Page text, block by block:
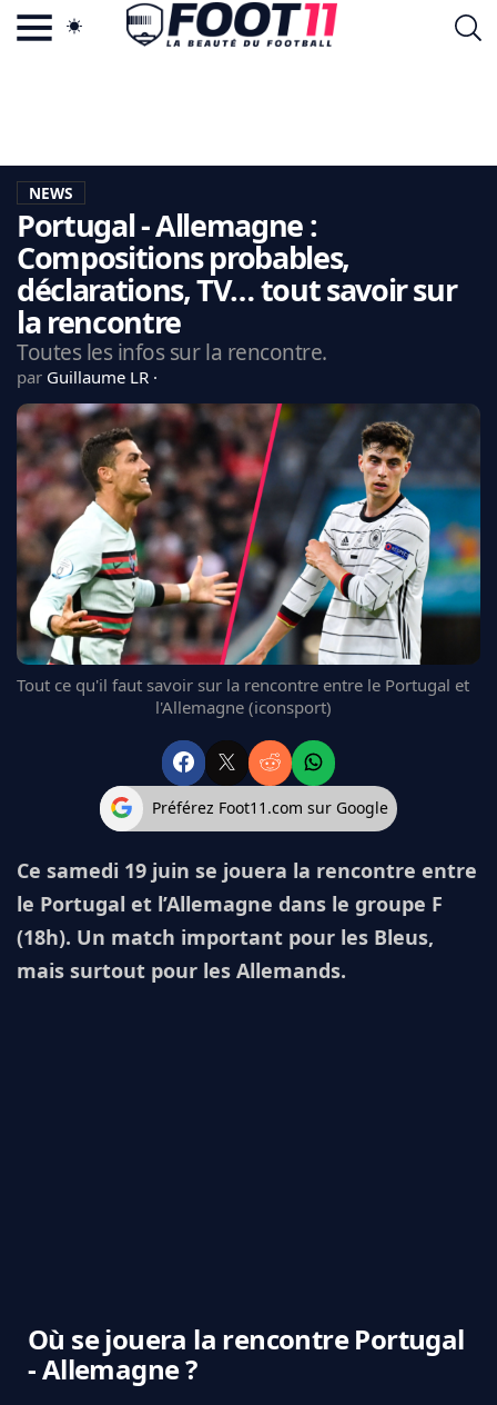
LA CHARTE
VIE PRIVÉE
CGU
CONTACTEZ-NOUS
MERCATO
CDM 2026
EDF
PSG
LIGUE 1
REAL MADRID
FC BARCELONE
MANCHESTER UNITED
CHELSEA
ARSENAL
BAYERN
L'AVIS DE LA RÉDAC'
NEWS
Portugal - Allemagne :
Compositions probables,
déclarations, TV… tout savoir sur
la rencontre
Toutes les infos sur la rencontre.
par Guillaume LR
Tout ce qu'il faut savoir sur la rencontre entre le Portugal et
l'Allemagne (iconsport)
Préférez Foot11.com sur Google
Ce samedi 19 juin se jouera la rencontre entre
le Portugal et l’Allemagne dans le groupe F
(18h). Un match important pour les Bleus,
mais surtout pour les Allemands.
Où se jouera la rencontre Portugal
- Allemagne ?